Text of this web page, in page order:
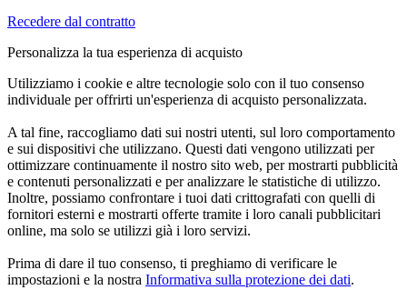
Recedere dal contratto
Personalizza la tua esperienza di acquisto
Utilizziamo i cookie e altre tecnologie solo con il tuo consenso
individuale per offrirti un'esperienza di acquisto personalizzata.
A tal fine, raccogliamo dati sui nostri utenti, sul loro comportamento
e sui dispositivi che utilizzano. Questi dati vengono utilizzati per
ottimizzare continuamente il nostro sito web, per mostrarti pubblicità
e contenuti personalizzati e per analizzare le statistiche di utilizzo.
Inoltre, possiamo confrontare i tuoi dati crittografati con quelli di
fornitori esterni e mostrarti offerte tramite i loro canali pubblicitari
online, ma solo se utilizzi già i loro servizi.
Prima di dare il tuo consenso, ti preghiamo di verificare le
impostazioni e la nostra Informativa sulla protezione dei dati.